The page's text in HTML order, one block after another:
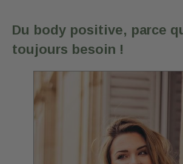
Du body positive, parce
toujours besoin !